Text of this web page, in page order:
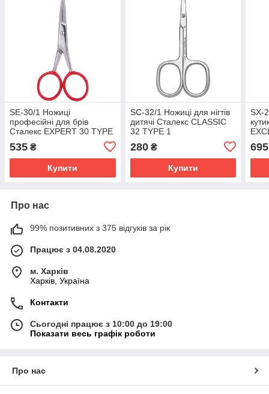
SE-30/1 Ножиці
професійні для брів
Сталекс EXPERT 30 TYPE
535 ₴
Купити
SC-32/1 Ножиці для нігтів
дитячі Сталекс CLASSIC
32 TYPE 1
280₴
Купити
SX-
695
Про нас
99% позитивних з 375 відгуків за рік
Працює з 04.08.2020
м. Харків
Харків, Україна
Контакти
Сьогодні працює з 10:00 до 19:00
Показати весь графік роботи
Про нас